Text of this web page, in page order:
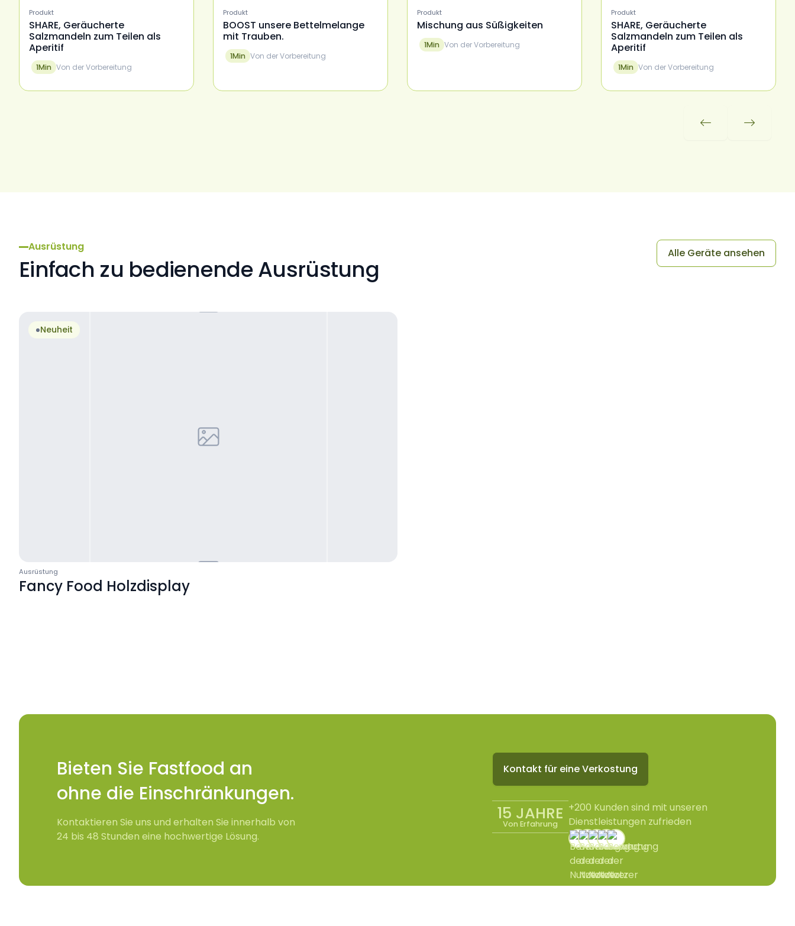
Produkt
SHARE, Geräucherte
Salzmandeln zum Teilen als
Aperitif
1Min Von der Vorbereitung
Produkt
BOOST unsere Bettelmelange
mit Trauben.
1Min Von der Vorbereitung
Produkt
Mischung aus Süßigkeiten
1Min Von der Vorbereitung
Produkt
SHARE, Geräucherte
Salzmandeln zum Teilen als
Aperitif
1Min Von der Vorbereitung
 
Ausrüstung
Einfach zu bedienende Ausrüstung
Alle Geräte ansehen
Neuheit
Ausrüstung
Fancy Food Holzdisplay
Bieten Sie Fastfood an
ohne die Einschränkungen.
Kontaktieren Sie uns und erhalten Sie innerhalb von
24 bis 48 Stunden eine hochwertige Lösung.
Kontakt für eine Verkostung
15 JAHRE
Von Erfahrung
+200 Kunden sind mit unseren
Dienstleistungen zufrieden